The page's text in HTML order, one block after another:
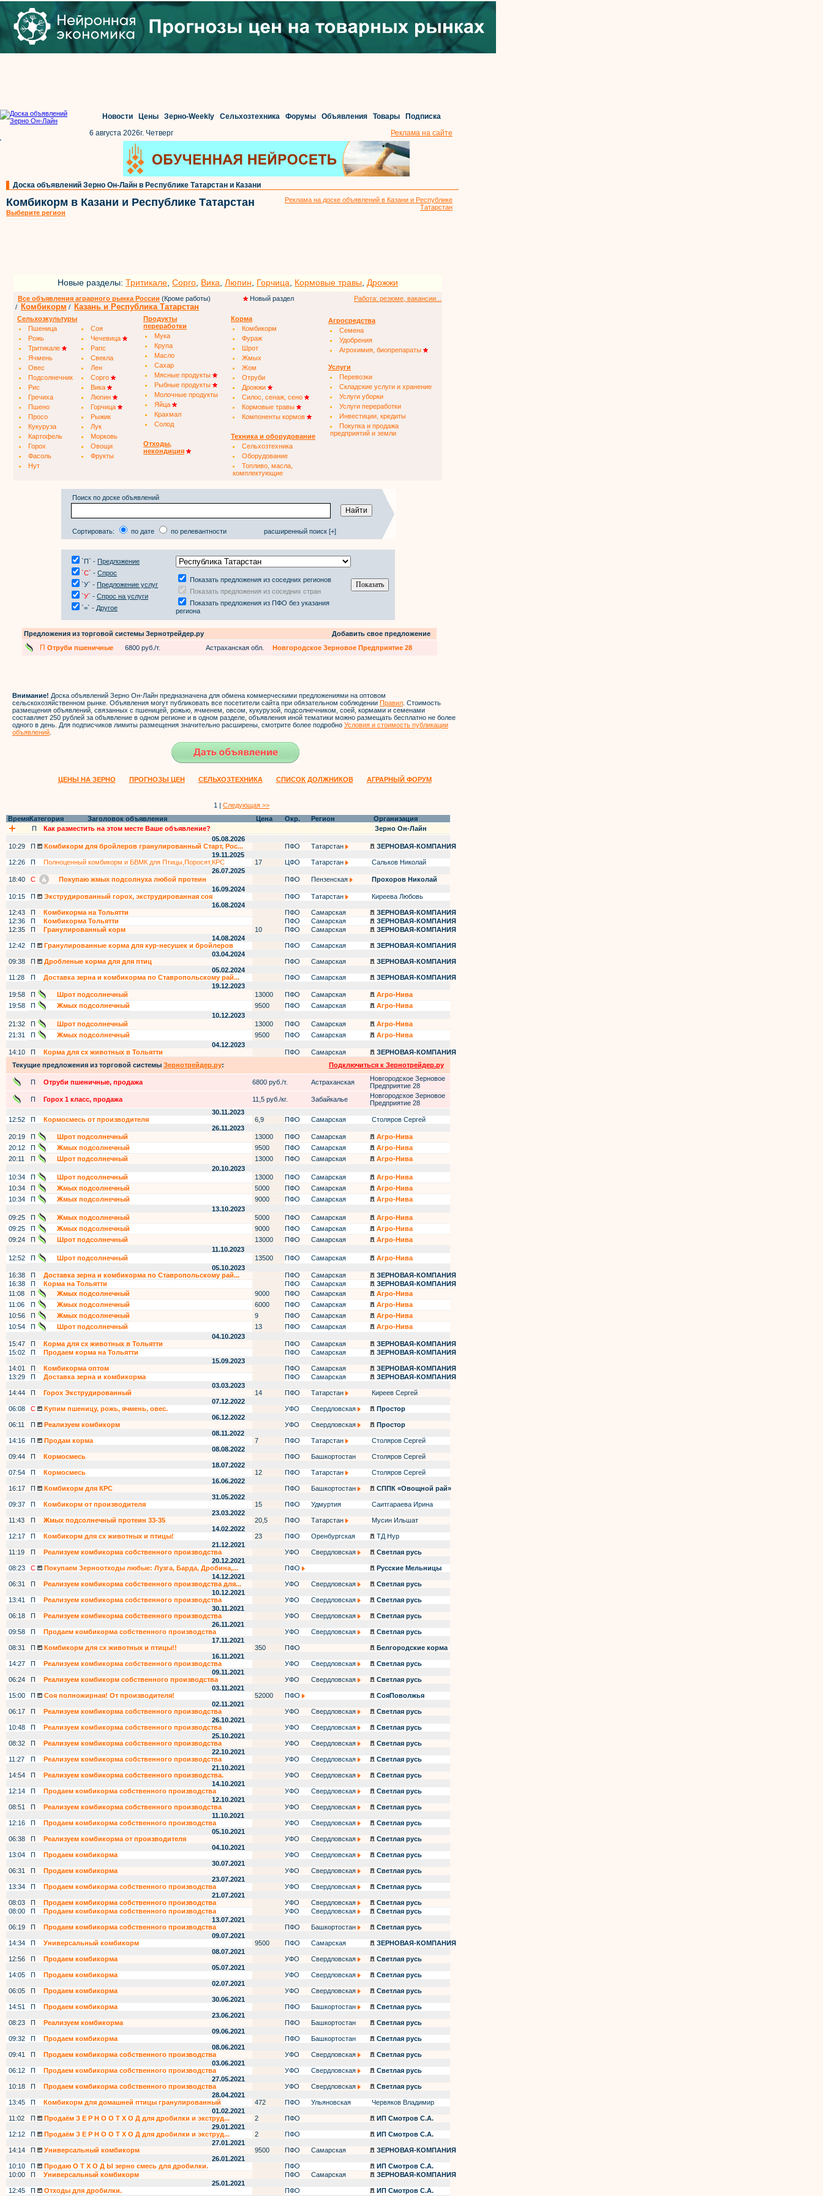
Новости Цены Зерно-Weekly Сельхозтехника Форумы Объявления Товары
Подписка
6 августа 2026г. Четверг
Реклама на сайте
'
Доска объявлений Зерно Он-Лайн в Республике Татарстан и Казани
Комбикорм в Казани и Республике Татарстан
Выберите регион
Реклама на доске объявлений в Казани и Республике
Татарстан
Новые разделы: Тритикале Сорго Вика Люпин Горчица Кормовые травы Дрожжи
Все объявления аграрного рынка России (Кроме работы) Новый раздел
Работа: резюме, вакансии...
/
Комбикорм / Казань и Республика Татарстан
Сельхозкультуры
Пшеница
Соя
Рожь
Чечевица
Тритикале
Рапс
Ячмень
Свекла
Овес
Лен
Подсолнечник
Сорго
Рис
Вика
Гречиха
Люпин
Пшено
Горчица
Просо
Рыжик
Кукуруза
Лук
Картофель
Морковь
Горох
Овощи
Фасоль
Фрукты
Нут
Продукты
переработки
Мука
Крупа
Масло
Сахар
Мясные продукты
Рыбные продукты
Молочные продукты
Яйца
Крахмал
Солод
Отходы,
некондиция
Корма
Комбикорм
Фураж
Шрот
Жмых
Жом
Отруби
Дрожжи
Силос, сенаж, сено
Кормовые травы
Компоненты кормов
Техника и оборудование
Сельхозтехника
Оборудование
Топливо, масла,
комплектующие
Агросредства
Семена
Удобрения
Агрохимия, биопрепараты
Услуги
Перевозки
Складские услуги и хранение
Услуги уборки
Услуги переработки
Инвестиции, кредиты
Покупка и продажа
предприятий и земли
Поиск по доске объявлений
Сортировать: по дате по релевантности расширенный поиск [+]
`П` - Предложение
`С` - Спрос
`У` - Предложение услуг
`У` - Спрос на услуги
`=` - Другое
Показать предложения из соседних регионов
Показать предложения из соседних стран
Показать предложения из ПФО без указания
региона
Предложения из торговой системы Зернотрейдер.ру Добавить свое предложение
П Отруби пшеничные 6800 руб./т. Астраханская обл. Новгородское Зерновое Предприятие 28
Внимание! Доска объявлений Зерно Он-Лайн предназначена для обмена коммерческими предложениями на оптовом
сельскохозяйственном рынке. Объявления могут публиковать все посетители сайта при обязательном соблюдении Правил . Стоимость
размещения объявлений, связанных с пшеницей, рожью, ячменем, овсом, кукурузой, подсолнечником, соей, кормами и семенами
составляет 250 рублей за объявление в одном регионе и в одном разделе, объявления иной тематики можно размещать бесплатно не более
одного в день. Для подписчиков лимиты размещения значительно расширены, смотрите более подробно Условия и стоимость публикации
объявлений
ЦЕНЫ НА ЗЕРНО ПРОГНОЗЫ ЦЕН СЕЛЬХОЗТЕХНИКА СПИСОК ДОЛЖНИКОВ АГРАРНЫЙ ФОРУМ
1 | Следующая >>
ВремяКатегория Заголовок объявления Цена Окр. Регион
Организация
П
Как разместить на этом месте Ваше объявление?
Зерно Он-Лайн
05.08.2026
10:29
П Комбикорм для бройлеров гранулированный Старт, Рос... ПФО Татарстан
ЗЕРНОВАЯ-КОМПАНИЯ
19.11.2025
12:26
П Полноценный комбикорм и БВМК для Птицы,Поросят,КРС 17 ЦФО Татарстан
Сальков Николай
26.07.2025
18:40
С Покупаю жмых подсолнуха любой протеин ПФО Пензенская
Прохоров Николай
16.09.2024
10:15
П Экструдированный горох, экструдированная соя ПФО Татарстан
Киреева Любовь
16.08.2024
12:43
П Комбикорма на Тольятти ПФО Самарская
ЗЕРНОВАЯ-КОМПАНИЯ
12:36
П Комбикорма Тольятти ПФО Самарская
ЗЕРНОВАЯ-КОМПАНИЯ
12:35
П Гранулированный корм 10 ПФО Самарская
ЗЕРНОВАЯ-КОМПАНИЯ
14.08.2024
12:42
П Гранулированные корма для кур-несушек и бройлеров ПФО Самарская
ЗЕРНОВАЯ-КОМПАНИЯ
03.04.2024
09:38
П Дробленые корма для для птиц ПФО Самарская
ЗЕРНОВАЯ-КОМПАНИЯ
05.02.2024
11:28
П Доставка зерна и комбикорма по Ставропольскому рай... ПФО Самарская
ЗЕРНОВАЯ-КОМПАНИЯ
19.12.2023
19:58
П Шрот подсолнечный 13000 ПФО Самарская
Агро-Нива
19:58
П Жмых подсолнечный 9500 ПФО Самарская
Агро-Нива
10.12.2023
21:32
П Шрот подсолнечный 13000 ПФО Самарская
Агро-Нива
21:31
П Жмых подсолнечный 9500 ПФО Самарская
Агро-Нива
04.12.2023
14:10
П Корма для сх животных в Тольятти ПФО Самарская
ЗЕРНОВАЯ-КОМПАНИЯ
Текущие предложения из торговой системы Зернотрейдер.ру: Подключиться к Зернотрейдер.ру
П Отруби пшеничные, продажа 6800 руб./т. Астраханская
Новгородское Зерновое
Предприятие 28
П
Горох 1 класс, продажа 11,5 руб./кг. Забайкалье
Новгородское Зерновое
Предприятие 28
30.11.2023
12:52
П Кормосмесь от производителя 6,9 ПФО Самарская
Столяров Сергей
26.11.2023
20:19
П Шрот подсолнечный 13000 ПФО Самарская
Агро-Нива
20:12
П Жмых подсолнечный 9500 ПФО Самарская
Агро-Нива
20:11
П Шрот подсолнечный 13000 ПФО Самарская
Агро-Нива
20.10.2023
10:34
П Шрот подсолнечный 13000 ПФО Самарская
Агро-Нива
10:34
П Жмых подсолнечный 5000 ПФО Самарская
Агро-Нива
10:34
П Жмых подсолнечный 9000 ПФО Самарская
Агро-Нива
13.10.2023
09:25
П Жмых подсолнечный 5000 ПФО Самарская
Агро-Нива
09:25
П Жмых подсолнечный 9000 ПФО Самарская
Агро-Нива
09:24
П Шрот подсолнечный 13000 ПФО Самарская
Агро-Нива
11.10.2023
12:52
П Шрот подсолнечный 13500 ПФО Самарская
Агро-Нива
05.10.2023
16:38
П Доставка зерна и комбикорма по Ставропольскому рай... ПФО Самарская
ЗЕРНОВАЯ-КОМПАНИЯ
16:38
П Корма на Тольятти ПФО Самарская
ЗЕРНОВАЯ-КОМПАНИЯ
11:08
П Жмых подсолнечный 9000 ПФО Самарская
Агро-Нива
11:06
П Жмых подсолнечный 6000 ПФО Самарская
Агро-Нива
10:56
П Жмых подсолнечный 9 ПФО Самарская
Агро-Нива
10:54
П Шрот подсолнечный 13 ПФО Самарская
Агро-Нива
04.10.2023
15:47
П Корма для сх животных в Тольятти ПФО Самарская
ЗЕРНОВАЯ-КОМПАНИЯ
15:02
П Продаем корма на Тольятти ПФО Самарская
ЗЕРНОВАЯ-КОМПАНИЯ
15.09.2023
14:01
П Комбикорма оптом ПФО Самарская
ЗЕРНОВАЯ-КОМПАНИЯ
13:29
П Доставка зерна и комбикорма ПФО Самарская
ЗЕРНОВАЯ-КОМПАНИЯ
03.03.2023
14:44
П Горох Экструдированный 14 ПФО Татарстан
Киреев Сергей
07.12.2022
06:08
С Купим пшеницу, рожь, ячмень, овес. УФО Свердловская
Простор
06.12.2022
06:11
П Реализуем комбикорм УФО Свердловская
Простор
08.11.2022
14:16
П Продам корма 7 ПФО Татарстан
Столяров Сергей
08.08.2022
09:44
П Кормосмесь ПФО Башкортостан
Столяров Сергей
18.07.2022
07:54
П Кормосмесь 12 ПФО Татарстан
Столяров Сергей
16.06.2022
16:17
П Комбикорм для КРС ПФО Башкортостан
СППК «Овощной рай»
31.05.2022
09:37
П Комбикорм от производителя 15 ПФО Удмуртия
Саитгараева Ирина
23.03.2022
11:43
П Жмых подсолнечный протеин 33-35 20,5 ПФО Татарстан
Мусин Ильшат
14.02.2022
12:17
П Комбикорм для сх животных и птицы! 23 ПФО Оренбургская
ТД Нур
21.12.2021
11:19
П Реализуем комбикорма собственного производства УФО Свердловская
Светлая русь
20.12.2021
08:23
С Покупаем Зерноотходы любые: Лузга, Барда, Дробина,... ПФО
Русские Мельницы
14.12.2021
06:31
П Реализуем комбикорма собственного производства для... УФО Свердловская
Светлая русь
10.12.2021
13:41
П Реализуем комбикорма собственного производства УФО Свердловская
Светлая русь
30.11.2021
06:18
П Реализуем комбикорма собственного производства УФО Свердловская
Светлая русь
26.11.2021
09:58
П Продаем комбикорма собственного производства УФО Свердловская
Светлая русь
17.11.2021
08:31
П Комбикорм для сх животных и птицы!! 350 ПФО
Белгородские корма
16.11.2021
14:27
П Реализуем комбикорма собственного производства УФО Свердловская
Светлая русь
09.11.2021
06:24
П Реализуем комбикорм собственного производства УФО Свердловская
Светлая русь
03.11.2021
15:00
П Соя полножирная! От производителя! 52000 ПФО
СояПоволжья
02.11.2021
06:17
П Реализуем комбикорма собственного производства УФО Свердловская
Светлая русь
26.10.2021
10:48
П Реализуем комбикорма собственного производства УФО Свердловская
Светлая русь
25.10.2021
08:32
П Реализуем комбикорма собственного производства УФО Свердловская
Светлая русь
22.10.2021
11:27
П Реализуем комбикорма собственного производства УФО Свердловская
Светлая русь
21.10.2021
14:54
П Реализуем комбикорма собственного производства. УФО Свердловская
Светлая русь
14.10.2021
12:14
П Продаем комбикорма собственного производства УФО Свердловская
Светлая русь
12.10.2021
08:51
П Реализуем комбикорма собственного производства УФО Свердловская
Светлая русь
11.10.2021
12:16
П Продаем комбикорма собственного производства УФО Свердловская
Светлая русь
05.10.2021
06:38
П Реализуем комбикорма от производителя УФО Свердловская
Светлая русь
04.10.2021
13:04
П Продаем комбикорма УФО Свердловская
Светлая русь
30.07.2021
06:31
П Продаем комбикорма УФО Свердловская
Светлая русь
23.07.2021
13:34
П Продаем комбикорма собственного производства УФО Свердловская
Светлая русь
21.07.2021
08:03
П Продаем комбикорма собственного производства УФО Свердловская
Светлая русь
08:00
П Продаем комбикорма собственного производства УФО Свердловская
Светлая русь
13.07.2021
06:19
П Продаем комбикорма собственного производства ПФО Башкортостан
Светлая русь
09.07.2021
14:34
П Универсальный комбикорм 9500 ПФО Самарская
ЗЕРНОВАЯ-КОМПАНИЯ
08.07.2021
12:56
П Продаем комбикорма УФО Свердловская
Светлая русь
05.07.2021
14:05
П Продаем комбикорма УФО Свердловская
Светлая русь
02.07.2021
06:05
П Продаем комбикорма УФО Свердловская
Светлая русь
30.06.2021
14:51
П Продаем комбикорма ПФО Башкортостан
Светлая русь
23.06.2021
08:23
П Реализуем комбикорма ПФО Башкортостан
Светлая русь
09.06.2021
09:32
П Продаем комбикорма ПФО Башкортостан
Светлая русь
08.06.2021
09:41
П Продаем комбикорма собственного производства УФО Свердловская
Светлая русь
03.06.2021
06:12
П Продаем комбикорма собственного производства УФО Свердловская
Светлая русь
27.05.2021
10:18
П Продаем комбикорма собственного производства УФО Свердловская
Светлая русь
28.04.2021
13:45
П Комбикорм для домашней птицы гранулированный 472 ПФО Ульяновская
Червяков Владимир
01.02.2021
11:02
П Продаём З Е Р Н О О Т Х О Д для дробилки и экструд... 2 ПФО
ИП Смотров С.А.
29.01.2021
12:12
П Продаём З Е Р Н О О Т Х О Д для дробилки и экструд... 2 ПФО
ИП Смотров С.А.
27.01.2021
14:14
П Универсальный комбикорм 9500 ПФО Самарская
ЗЕРНОВАЯ-КОМПАНИЯ
26.01.2021
10:10
П Продаю О Т Х О Д Ы зерно смесь для дробилки. ПФО
ИП Смотров С.А.
10:00
П Универсальный комбикорм ПФО Самарская
ЗЕРНОВАЯ-КОМПАНИЯ
25.01.2021
12:45
П Отходы для дробилки. ПФО
ИП Смотров С.А.